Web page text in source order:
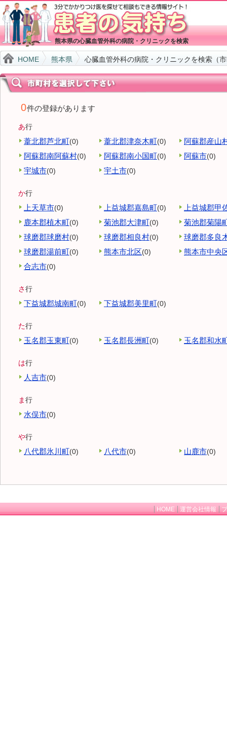
熊本県の心臓血管外科の病院・クリニックを検索
HOME 熊本県 心臓血管外科の病院・クリニックを検索（
0件の登録があります
あ行
葦北郡芦北町(0) 葦北郡津奈木町(0)
阿蘇郡産山
阿蘇郡南阿蘇村(0) 阿蘇郡南小国町(0) 阿蘇市(0)
宇城市(0) 宇土市(0)
か行
上天草市(0) 上益城郡嘉島町(0)
上益城郡甲
鹿本郡植木町(0) 菊池郡大津町(0)
菊池郡菊陽
球磨郡球磨村(0) 球磨郡相良村(0)
球磨郡多良
球磨郡湯前町(0) 熊本市北区(0)
熊本市中央
合志市(0)
さ行
下益城郡城南町(0) 下益城郡美里町(0)
た行
玉名郡玉東町(0) 玉名郡長洲町(0) 玉名郡和水
は行
人吉市(0)
ま行
水俣市(0)
や行
八代郡氷川町(0) 八代市(0) 山鹿市(0)
HOME 運営会社情報